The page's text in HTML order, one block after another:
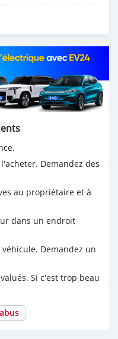
WHEEL: LEATHER
CONDITIONING, SEAT
CAPACITY:7,
SEATS:
POWERED SEATS,11″
SEATS POWERED:
(AM/FM + FM SUB +
+ NUMBER OF
& ANDROID
METER WITH
– 7″, TONNEAU
CRUISE
HEADLIGHTS WITH
HEADLIGHT LEVELING:
& REAR
MIRRORS:
AUTO TILT –
ROOF RAILS:
REAR VIEW
ALERT
HIGH BEAM –
CONTROL (CC),
PRE-COLLISION
BRAKE WITH BRAKE
– WITH MOBILE APP,
Demandez des
au propriétaire et à
dans un endroit
Demandez un
Si c'est trop beau